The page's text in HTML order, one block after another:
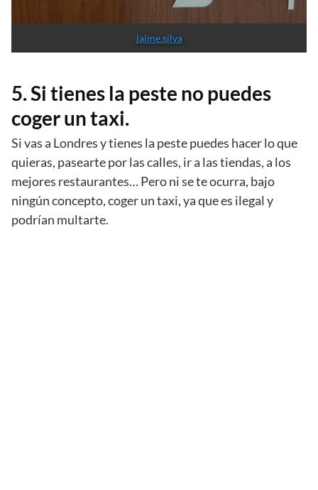
jaime.silva
5. Si tienes la peste no puedes
coger un taxi.
Si vas a Londres y tienes la peste puedes hacer lo que
quieras, pasearte por las calles, ir a las tiendas, a los
mejores restaurantes… Pero ni se te ocurra, bajo
ningún concepto, coger un taxi, ya que es ilegal y
podrían multarte.